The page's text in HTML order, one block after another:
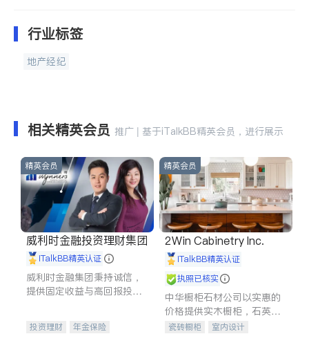
行业标签
地产经纪
相关精英会员 推广 | 基于iTalkBB精英会员，进行展示
精英会员
威利时金融投资理财集团
iTalkBB精英认证
威利时金融集团秉持诚信，
提供固定收益与高回报投资
合，助力客户实现目标
投资理财
年金保险
精英会员
2Win Cabinetry Inc.
iTalkBB精英认证
执照已核实
中华橱柜石材公司以实惠的
价格提供实木橱柜，石英石
台面，多种优质不锈钢水
瓷砖橱柜
室内设计